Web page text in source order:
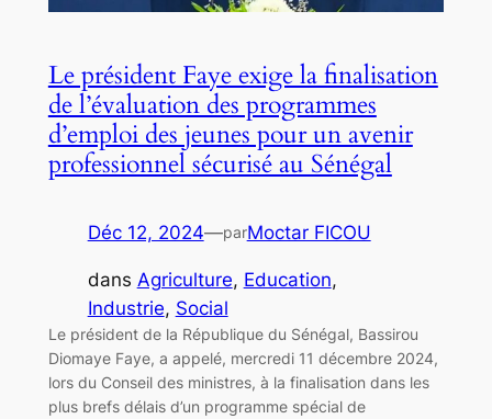
Le président Faye exige la finalisation
de l’évaluation des programmes
d’emploi des jeunes pour un avenir
professionnel sécurisé au Sénégal
Déc 12, 2024—parMoctar FICOU
dans Agriculture, Education
Industrie, Social
Le président de la République du Sénégal, Bassirou
Diomaye Faye, a appelé, mercredi 11 décembre 2024,
lors du Conseil des ministres, à la finalisation dans les
plus brefs délais d’un programme spécial de